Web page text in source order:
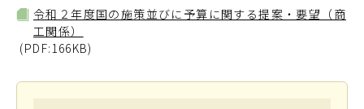
令和２年度国の施策並びに予算に関する提案・要望（商
工関係）
(PDF:166KB)